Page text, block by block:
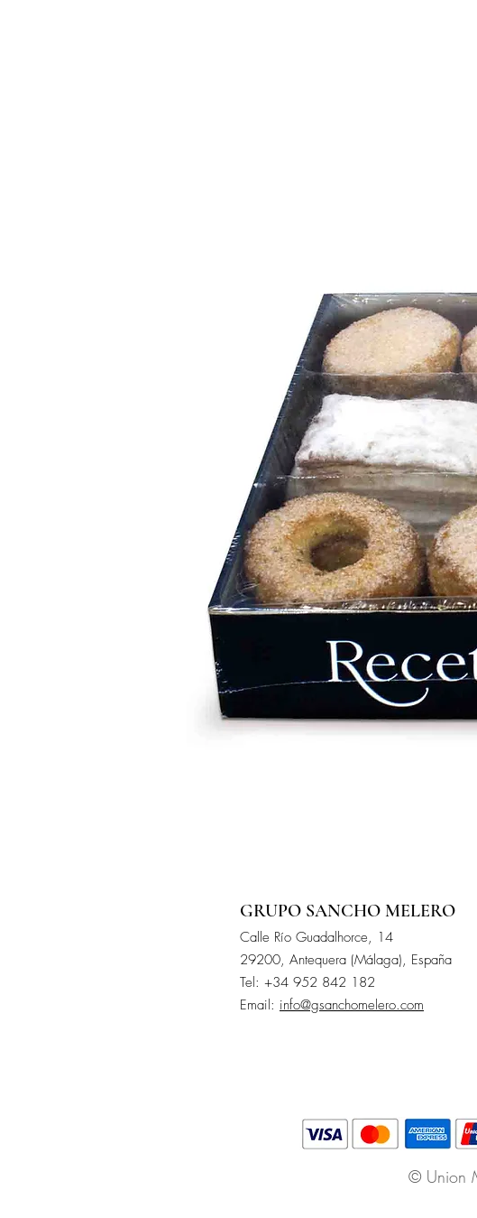
GRUPO SANCHO MELERO
Calle Río Guadalhorce, 14
29200, Antequera (Málaga), España
Tel: +34 952 842 182
Email: info@gsanchomelero.com
© Union